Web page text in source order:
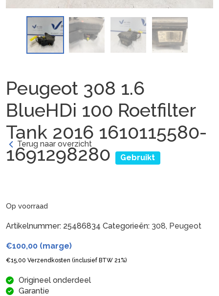
Peugeot 308 1.6
BlueHDi 100 Roetfilter
Tank 2016 1610115580-
1691298280
Gebruikt
Terug naar overzicht
Op voorraad
Artikelnummer: 25486834 Categorieën: 308, Peugeot
€100,00 (marge)
€15,00 Verzendkosten (inclusief BTW 21%)
Origineel onderdeel
Garantie